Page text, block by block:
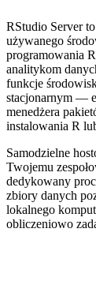
RStudio Server
używanego
programowania
analitykom
funkcje
stacjonarnym —
menedżera
instalowania R
Samodzielne
Twojemu
dedykowany
zbiory danych
lokalnego
obliczeniowo